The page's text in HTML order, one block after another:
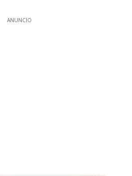
ANUNCIO